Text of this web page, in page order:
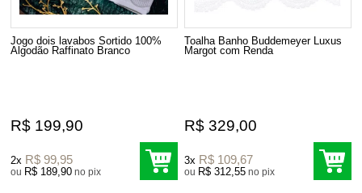
Jogo dois lavabos Sortido 100%
Algodão Raffinato Branco
R$ 199,90
2x R$ 99,95
ou R$ 189,90 no pix
Toalha Banho Buddemeyer Luxus
Margot com Renda
R$ 329,00
3x R$ 109,67
ou R$ 312,55 no pix